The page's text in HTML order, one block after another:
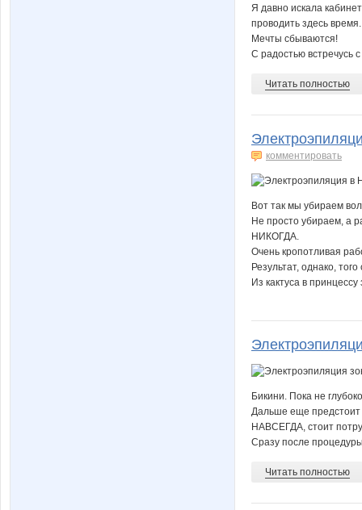
Я давно искала
проводить здесь время.
Мечты сбываются!
С радостью встречусь
Читать полностью
комментировать
Вот так мы убираем
Не просто убираем, а
НИКОГДА.
Очень кропотливая
Результат, однако, того
Из кактуса в
Бикини. Пока не
Дальше еще предстоит
НАВСЕГДА, стоит
Сразу после
Читать полностью